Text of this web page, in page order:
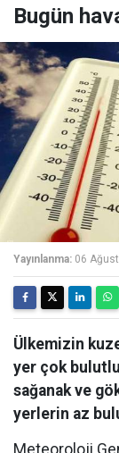
Bugün
Yayınlanma: 06
Ülkemizin
yer çok
sağanak ve
yerlerin az
Meteoroloji